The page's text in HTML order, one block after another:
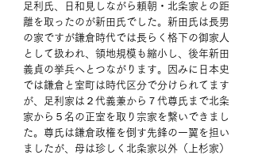
足利氏、日和見しながら頼朝・北条家との距
離を取ったのが新田氏でした。新田氏は長男
の家ですが鎌倉時代では長らく格下の御家人
として扱われ、領地規模も縮小し、後年新田
義貞の挙兵へとつながります。因みに日本史
では鎌倉と室町は時代区分で分けられてます
が、足利家は２代義兼から７代尊氏まで北条
家から５名の正室を取り宗家を繋いできまし
た。尊氏は鎌倉政権を倒す先鋒の一翼を担い
ましたが、母は珍しく北条家以外（上杉家）